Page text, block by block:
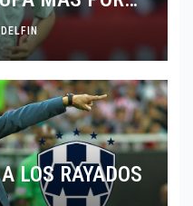
LOS RAYADOS